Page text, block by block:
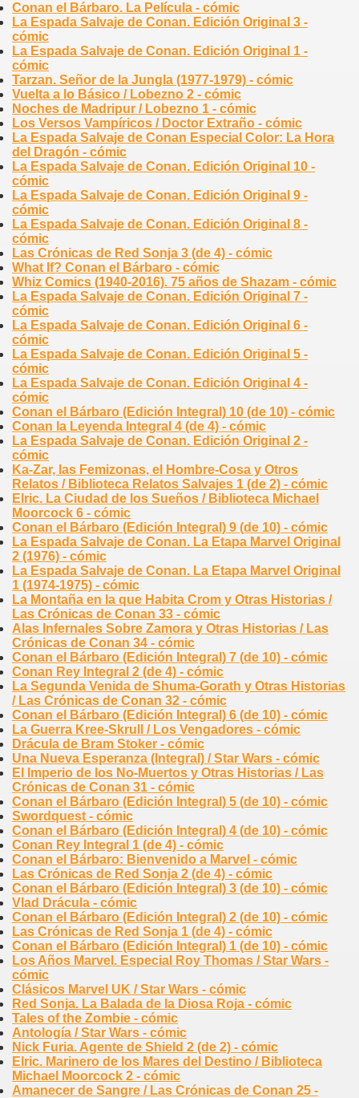
Conan el Bárbaro. La Película - cómic
La Espada Salvaje de Conan. Edición Original 3 -
cómic
La Espada Salvaje de Conan. Edición Original 1 -
cómic
Tarzan. Señor de la Jungla (1977-1979) - cómic
Vuelta a lo Básico / Lobezno 2 - cómic
Noches de Madripur / Lobezno 1 - cómic
Los Versos Vampíricos / Doctor Extraño - cómic
La Espada Salvaje de Conan Especial Color: La Hora
del Dragón - cómic
La Espada Salvaje de Conan. Edición Original 10 -
cómic
La Espada Salvaje de Conan. Edición Original 9 -
cómic
La Espada Salvaje de Conan. Edición Original 8 -
cómic
Las Crónicas de Red Sonja 3 (de 4) - cómic
What If? Conan el Bárbaro - cómic
Whiz Comics (1940-2016). 75 años de Shazam - cómic
La Espada Salvaje de Conan. Edición Original 7 -
cómic
La Espada Salvaje de Conan. Edición Original 6 -
cómic
La Espada Salvaje de Conan. Edición Original 5 -
cómic
La Espada Salvaje de Conan. Edición Original 4 -
cómic
Conan el Bárbaro (Edición Integral) 10 (de 10) - cómic
Conan la Leyenda Integral 4 (de 4) - cómic
La Espada Salvaje de Conan. Edición Original 2 -
cómic
Ka-Zar, las Femizonas, el Hombre-Cosa y Otros
Relatos / Biblioteca Relatos Salvajes 1 (de 2) - cómic
Elric. La Ciudad de los Sueños / Biblioteca Michael
Moorcock 6 - cómic
Conan el Bárbaro (Edición Integral) 9 (de 10) - cómic
La Espada Salvaje de Conan. La Etapa Marvel Original
2 (1976) - cómic
La Espada Salvaje de Conan. La Etapa Marvel Original
1 (1974-1975) - cómic
La Montaña en la que Habita Crom y Otras Historias /
Las Crónicas de Conan 33 - cómic
Alas Infernales Sobre Zamora y Otras Historias / Las
Crónicas de Conan 34 - cómic
Conan el Bárbaro (Edición Integral) 7 (de 10) - cómic
Conan Rey Integral 2 (de 4) - cómic
La Segunda Venida de Shuma-Gorath y Otras Historias
/ Las Crónicas de Conan 32 - cómic
Conan el Bárbaro (Edición Integral) 6 (de 10) - cómic
La Guerra Kree-Skrull / Los Vengadores - cómic
Drácula de Bram Stoker - cómic
Una Nueva Esperanza (Integral) / Star Wars - cómic
El Imperio de los No-Muertos y Otras Historias / Las
Crónicas de Conan 31 - cómic
Conan el Bárbaro (Edición Integral) 5 (de 10) - cómic
Swordquest - cómic
Conan el Bárbaro (Edición Integral) 4 (de 10) - cómic
Conan Rey Integral 1 (de 4) - cómic
Conan el Bárbaro: Bienvenido a Marvel - cómic
Las Crónicas de Red Sonja 2 (de 4) - cómic
Conan el Bárbaro (Edición Integral) 3 (de 10) - cómic
Vlad Drácula - cómic
Conan el Bárbaro (Edición Integral) 2 (de 10) - cómic
Las Crónicas de Red Sonja 1 (de 4) - cómic
Conan el Bárbaro (Edición Integral) 1 (de 10) - cómic
Los Años Marvel. Especial Roy Thomas / Star Wars -
cómic
Clásicos Marvel UK / Star Wars - cómic
Red Sonja. La Balada de la Diosa Roja - cómic
Tales of the Zombie - cómic
Antología / Star Wars - cómic
Nick Furia. Agente de Shield 2 (de 2) - cómic
Elric. Marinero de los Mares del Destino / Biblioteca
Michael Moorcock 2 - cómic
Amanecer de Sangre / Las Crónicas de Conan 25 -